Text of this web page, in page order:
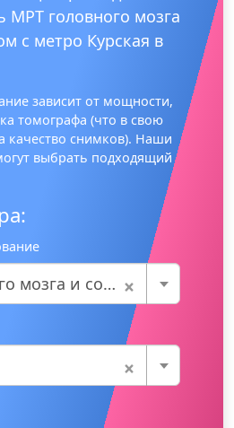
МРТ головного мозга
с метро Курская в
зависит от мощности,
томографа (что в свою
качество снимков). Наши
выбрать подходящий
×
и сосудов
×